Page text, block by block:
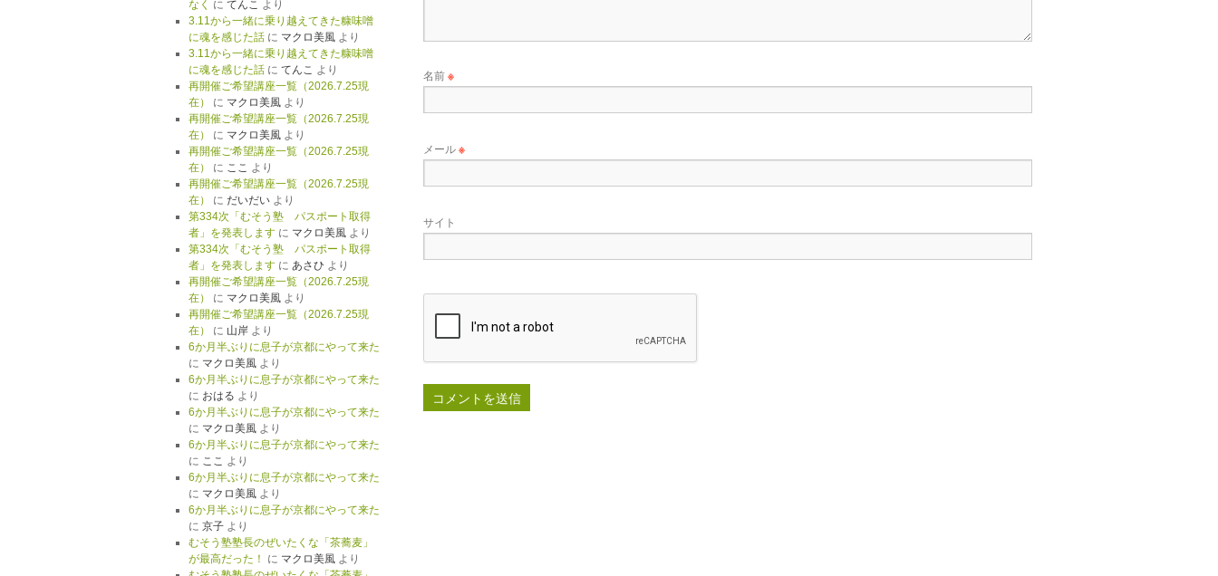
名前※
メール※
サイト
なく に てんこ より
3.11から一緒に乗り越えてきた糠味噌
に魂を感じた話に マクロ美風より
3.11から一緒に乗り越えてきた糠味噌
に魂を感じた話に てんこ より
再開催ご希望講座一覧（2026.7.25現
在）
に マクロ美風より
再開催ご希望講座一覧（2026.7.25現
在）
に マクロ美風より
再開催ご希望講座一覧（2026.7.25現
在）
に ここ より
再開催ご希望講座一覧（2026.7.25現
在）
に だいだいより
第334次「むそう塾 パスポート取得
者」を発表しますに マクロ美風より
第334次「むそう塾 パスポート取得
者」を発表しますに あさひ より
再開催ご希望講座一覧（2026.7.25現
在）
に マクロ美風より
再開催ご希望講座一覧（2026.7.25現
在）
に 山岸より
6か月半ぶりに息子が京都にやって来た
に マクロ美風より
6か月半ぶりに息子が京都にやって来た
に おはる より
6か月半ぶりに息子が京都にやって来た
に マクロ美風より
6か月半ぶりに息子が京都にやって来た
に ここ より
6か月半ぶりに息子が京都にやって来た
に マクロ美風より
6か月半ぶりに息子が京都にやって来た
に 京子より
むそう塾塾長のぜいたくな「茶蕎麦」
が最高だった！
に マクロ美風より